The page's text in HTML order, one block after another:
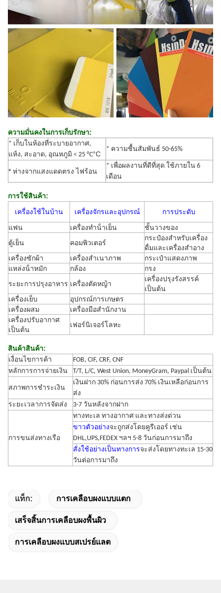
ความมั่นคงในการเก็บรักษา:
* เก็บในห้องที่ระบายอากาศ,
แห้ง, สะอาด, อุณหภูมิ < 25 °C°C
* ความชื้นสัมพันธ์ 50-65%
* ห่างจากแสงแดดตรง ไฟร้อน
* เพื่อผลงานที่ดีที่สุด ใช้ภายใน 6
เดือน
การใช้สินค้า:
เครื่องใช้ในบ้าน
เครื่องจักรและอุปกรณ์
การประดับ
แฟน
เครื่องทําน้ําเย็น
ชั้นวางของ
ตู้เย็น
คอมพิวเตอร์
กระป๋องสําหรับเครื่อง
ดื่มและเครื่องสําอาง
เครื่องซักผ้า
เครื่องสําเนาภาพ
กระเป๋าแสดงภาพ
แหล่งน้ําหมัก
กล้อง
กรง
ระยะการปรุงอาหาร เครื่องตัดหญ้า
เครื่องปรุงรังสรรค์
เป็นต้น
เครื่องเย็บ
อุปกรณ์การเกษตร
เครื่องผสม
เครื่องมือสํานักงาน
เครื่องปรับอากาศ
เป็นต้น
เฟอร์นิเจอร์โลหะ
สินค้าสินค้า:
เงื่อนไขการค้า
FOB, CIF, CRF, CNF
หลักการการจ่ายเงิน
T/T, L/C, West Union, MoneyGram, Paypal เป็นต้น
สภาพการชําระเงิน
เงินฝาก 30% ก่อนการส่ง 70% เงินเหลือก่อนการ
ส่ง
ระยะเวลาการจัดส่ง
3-7 วันหลังจากฝาก
การขนส่งทางเรือ
ทางทะเล ทางอากาศ และทางส่งด่วน
ขาวตัวอย่างจะถูกส่งโดยคูรีเออร์ เช่น
DHL,UPS,FEDEX ฯลฯ 5-8 วันก่อนการมาถึง
สั่งใช้อย่างเป็นทางการจะส่งโดยทางทะเล 15-30
วันต่อการมาถึง
แท็ก: การเคลือบผงแบบแตก
เสร็จสิ้นการเคลือบผงพื้นผิว
การเคลือบผงแบบสเปรย์แลต